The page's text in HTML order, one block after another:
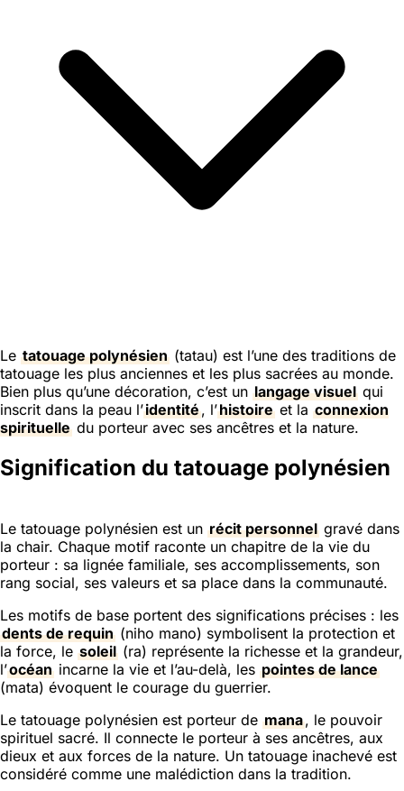
Le tatouage polynésien (tatau) est l’une des traditions de
tatouage les plus anciennes et les plus sacrées au monde.
Bien plus qu’une décoration, c’est un langage visuel qui
inscrit dans la peau l’identité, l’histoire et la connexion
spirituelle du porteur avec ses ancêtres et la nature.
Signification du tatouage polynésien
Le tatouage polynésien est un récit personnel gravé dans
la chair. Chaque motif raconte un chapitre de la vie du
porteur : sa lignée familiale, ses accomplissements, son
rang social, ses valeurs et sa place dans la communauté.
Les motifs de base portent des significations précises : les
dents de requin (niho mano) symbolisent la protection et
la force, le soleil (ra) représente la richesse et la grandeur,
l’océan incarne la vie et l’au-delà, les pointes de lance
(mata) évoquent le courage du guerrier.
Le tatouage polynésien est porteur de mana, le pouvoir
spirituel sacré. Il connecte le porteur à ses ancêtres, aux
dieux et aux forces de la nature. Un tatouage inachevé est
considéré comme une malédiction dans la tradition.